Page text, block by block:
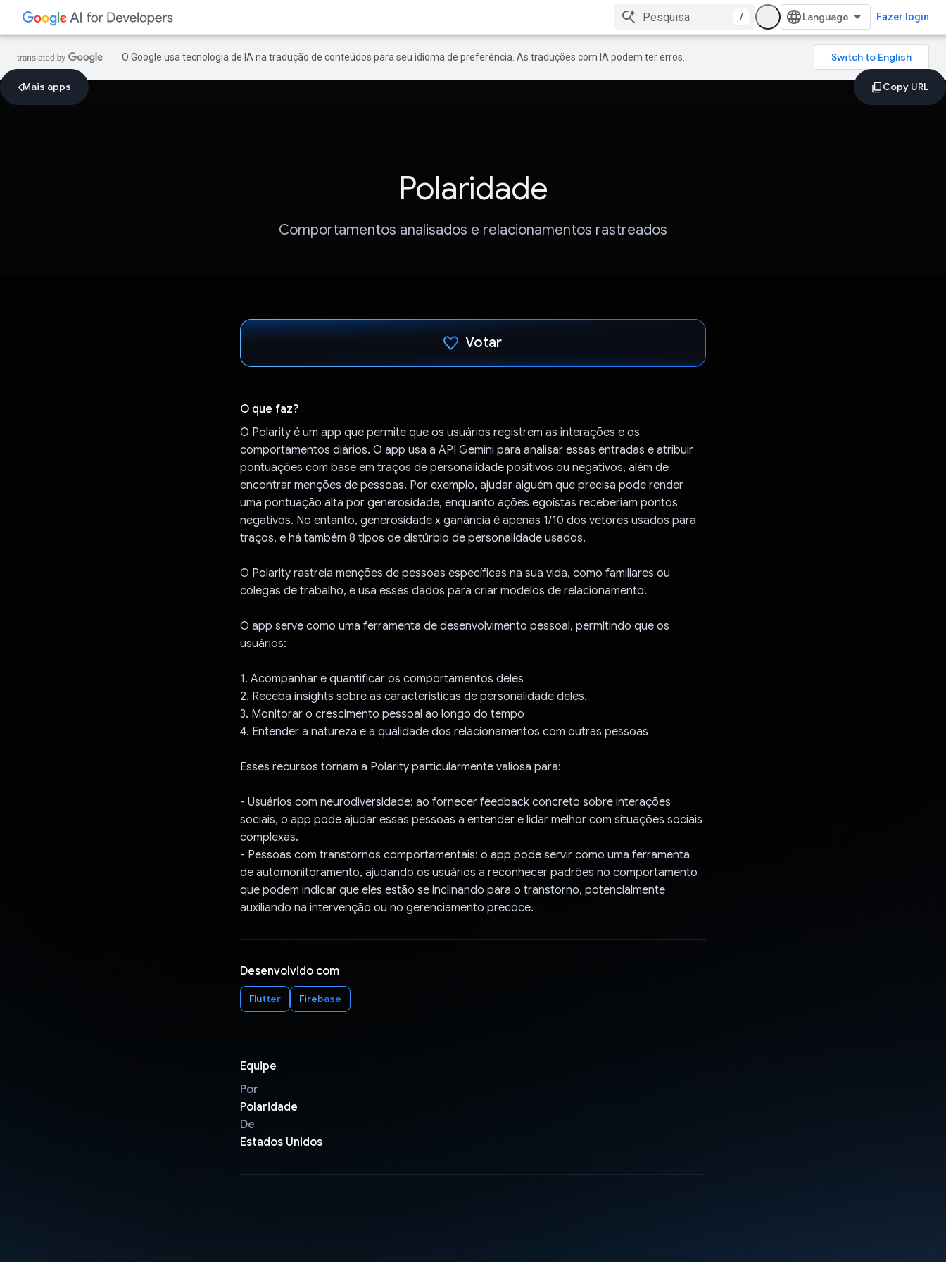
/ Fazer login
O Google usa tecnologia de IA na tradução de conteúdos para seu idioma de preferência. As traduções com IA podem ter erros.
Mais apps
Polaridade
Comportamentos analisados e relacionamentos rastreados
Votar
O que faz?
O Polarity é um app que permite que os usuários registrem as interações e os
comportamentos diários. O app usa a API Gemini para analisar essas entradas e atribuir
pontuações com base em traços de personalidade positivos ou negativos, além de
encontrar menções de pessoas. Por exemplo, ajudar alguém que precisa pode render
uma pontuação alta por generosidade, enquanto ações egoístas receberiam pontos
negativos. No entanto, generosidade x ganância é apenas 1/10 dos vetores usados para
traços, e há também 8 tipos de distúrbio de personalidade usados.
O Polarity rastreia menções de pessoas específicas na sua vida, como familiares ou
colegas de trabalho, e usa esses dados para criar modelos de relacionamento.
O app serve como uma ferramenta de desenvolvimento pessoal, permitindo que os
usuários:
1. Acompanhar e quantificar os comportamentos deles
2. Receba insights sobre as características de personalidade deles.
3. Monitorar o crescimento pessoal ao longo do tempo
4. Entender a natureza e a qualidade dos relacionamentos com outras pessoas
Esses recursos tornam a Polarity particularmente valiosa para:
- Usuários com neurodiversidade: ao fornecer feedback concreto sobre interações
sociais, o app pode ajudar essas pessoas a entender e lidar melhor com situações sociais
complexas.
- Pessoas com transtornos comportamentais: o app pode servir como uma ferramenta
de automonitoramento, ajudando os usuários a reconhecer padrões no comportamento
que podem indicar que eles estão se inclinando para o transtorno, potencialmente
auxiliando na intervenção ou no gerenciamento precoce.
Desenvolvido com
Flutter Firebase
Equipe
Por
Polaridade
De
Estados Unidos